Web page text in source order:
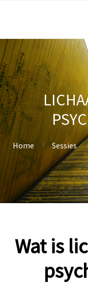
Home Sessies
Wat is